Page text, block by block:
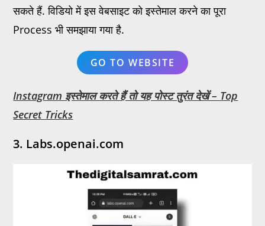
सकते हैं. विडियो में इस वेबसाइट को इस्तेमाल करने का पूरा
Process भी समझाया गया है.
GO TO WEBSITE
Instagram इस्तेमाल करते हैं तो यह पोस्ट तुरंत देखें – Top
Secret Tricks
3. Labs.openai.com